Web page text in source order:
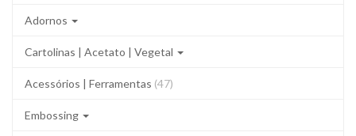
Adornos
Cartolinas | Acetato | Vegetal
Acessórios | Ferramentas (47)
Embossing